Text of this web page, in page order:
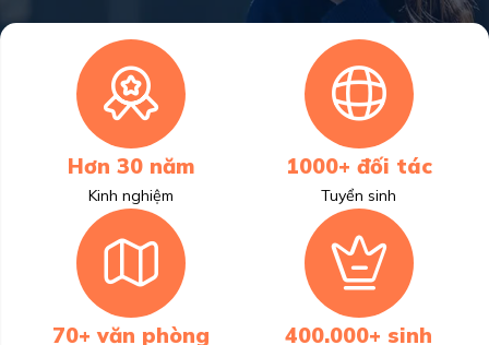
Hơn 30 năm
Kinh nghiệm
1000+ đối tác
Tuyển sinh
70+ văn phòng
400.000+ sinh